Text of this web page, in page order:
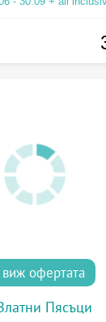
виж офертата
Пясъци